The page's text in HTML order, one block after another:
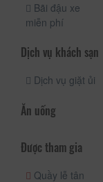
Bãi đậu xe
miễn phí
Dịch vụ khách sạn
Dịch vụ giặt ủi
Ăn uống
Được tham gia
Quầy lễ tân